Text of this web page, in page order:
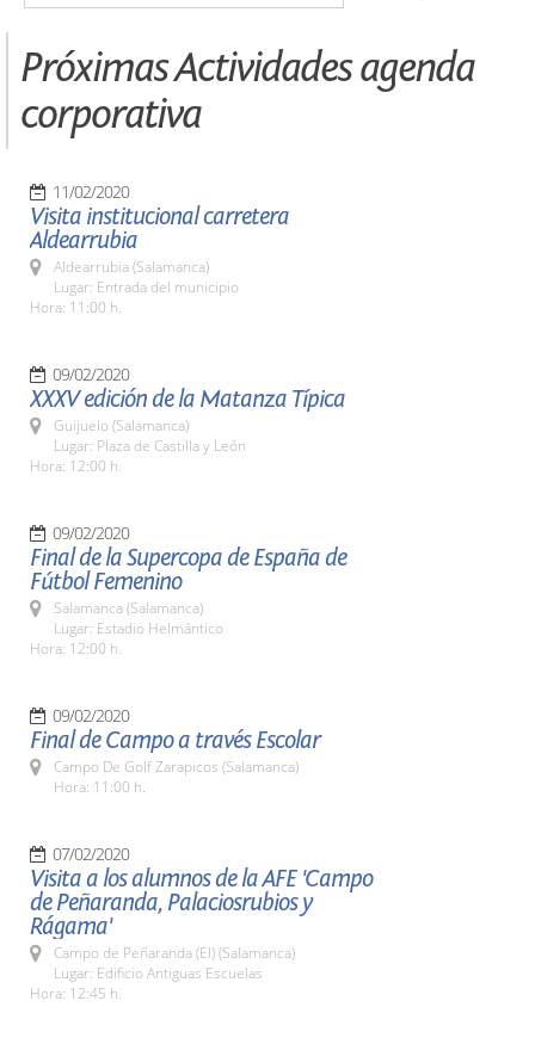
Próximas Actividades agenda
corporativa
11/02/2020
Visita institucional carretera
Aldearrubia
Aldearrubia (Salamanca)
Lugar: Entrada del municipio
Hora: 11:00 h.
09/02/2020
XXXV edición de la Matanza Típica
Guijuelo (Salamanca)
Lugar: Plaza de Castilla y León
Hora: 12:00 h.
09/02/2020
Final de la Supercopa de España de
Fútbol Femenino
Salamanca (Salamanca)
Lugar: Estadio Helmántico
Hora: 12:00 h.
09/02/2020
Final de Campo a través Escolar
Campo De Golf Zarapicos (Salamanca)
Hora: 11:00 h.
07/02/2020
Visita a los alumnos de la AFE 'Campo
de Peñaranda, Palaciosrubios y
Rágama'
Campo de Peñaranda (El) (Salamanca)
Lugar: Edificio Antiguas Escuelas
Hora: 12:45 h.